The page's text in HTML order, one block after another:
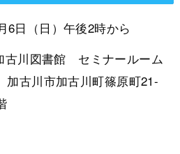
6日（日）午後2時から
古川図書館 セミナールーム
古川市加古川町篠原町21-